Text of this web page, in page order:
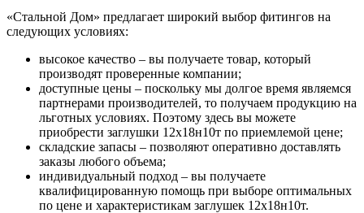
«Стальной Дом» предлагает широкий выбор фитингов на
следующих условиях:
высокое качество – вы получаете товар, который
производят проверенные компании;
доступные цены – поскольку мы долгое время являемся
партнерами производителей, то получаем продукцию на
льготных условиях. Поэтому здесь вы можете
приобрести заглушки 12х18н10т по приемлемой цене;
складские запасы – позволяют оперативно доставлять
заказы любого объема;
индивидуальный подход – вы получаете
квалифицированную помощь при выборе оптимальных
по цене и характеристикам заглушек 12х18н10т.